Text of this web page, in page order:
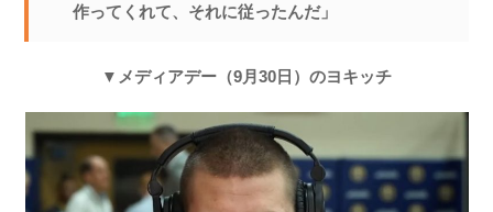
作ってくれて、それに従ったんだ」
▼メディアデー（9月30日）のヨキッチ